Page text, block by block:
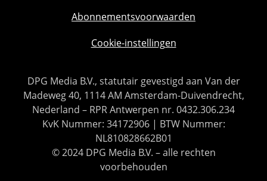
Abonnementsvoorwaarden
Cookie-instellingen
DPG Media B.V., statutair gevestigd aan Van der
Madeweg 40, 1114 AM Amsterdam-Duivendrecht,
Nederland – RPR Antwerpen nr. 0432.306.234
KvK Nummer: 34172906 | BTW Nummer:
NL810828662B01
© 2024 DPG Media B.V. – alle rechten
voorbehouden